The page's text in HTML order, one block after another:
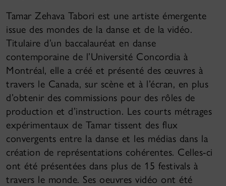
Tamar Zehava Tabori est une artiste émergente
issue des mondes de la danse et de la vidéo.
Titulaire d’un baccalauréat en danse
contemporaine de l’Université Concordia à
Montréal, elle a créé et présenté des œuvres à
travers le Canada, sur scène et à l’écran, en plus
d’obtenir des commissions pour des rôles de
production et d’instruction. Les courts métrages
expérimentaux de Tamar tissent des flux
convergents entre la danse et les médias dans la
création de représentations cohérentes. Celles-ci
ont été présentées dans plus de 15 festivals à
travers le monde. Ses oeuvres vidéo ont été